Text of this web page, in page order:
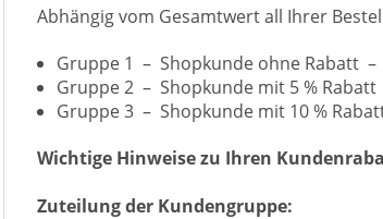
Abhängig vom Gesamtwert all Ihrer
Gruppe 1 – Shopkunde ohne Rabatt –
Gruppe 2 – Shopkunde mit 5 % Rabatt
Gruppe 3 – Shopkunde mit 10 %
Wichtige Hinweise zu Ihren
Zuteilung der Kundengruppe: